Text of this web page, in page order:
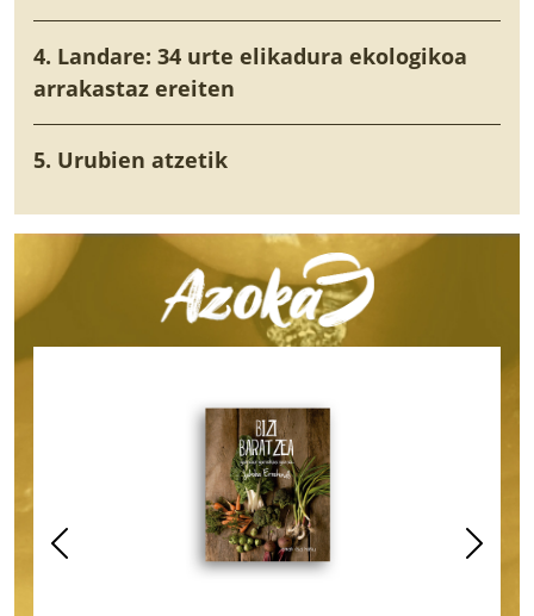
4. Landare: 34 urte elikadura ekologikoa
arrakastaz ereiten
5. Urubien atzetik